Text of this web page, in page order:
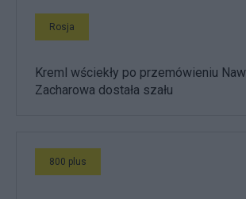
Rosja
Kreml wściekły po przemówieniu
Zacharowa dostała szału
800 plus